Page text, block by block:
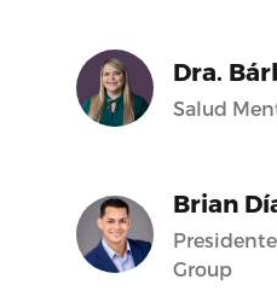
Dra.
Salud
Brian
Group